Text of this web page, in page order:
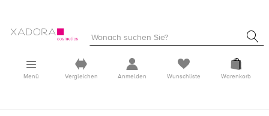
Menü Vergleichen Anmelden Wunschliste Warenkorb